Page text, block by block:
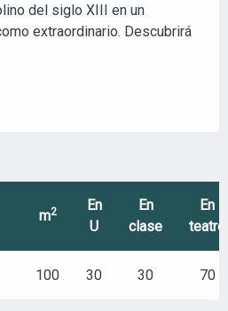
del siglo XIII en un
extraordinario. Descubrirá
m2
En
U
En
clase
En
teatro
100 30 30 70